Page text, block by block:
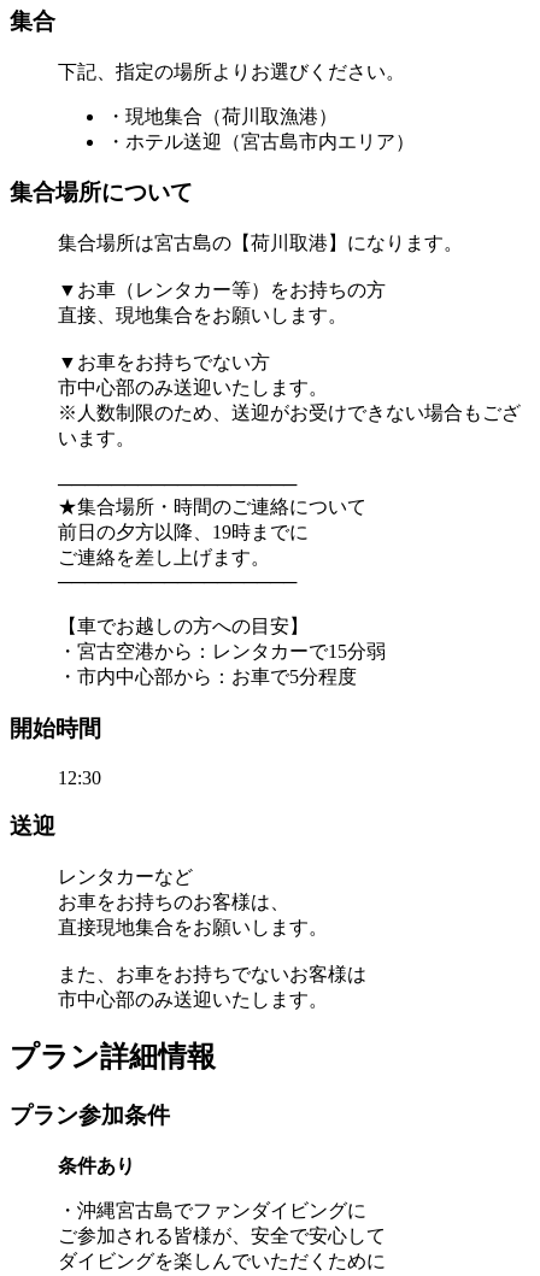
集合
下記、指定の場所よりお選びください。
・現地集合（荷川取漁港）
・ホテル送迎（宮古島市内エリア）
集合場所について
集合場所は宮古島の【荷川取港】になります。
▼お車（レンタカー等）をお持ちの方
直接、現地集合をお願いします。
▼お車をお持ちでない方
市中心部のみ送迎いたします。
※人数制限のため、送迎がお受けできない場合もござ
います。
──────────────────
★集合場所・時間のご連絡について
前日の夕方以降、19時までに
ご連絡を差し上げます。
──────────────────
【車でお越しの方への目安】
・宮古空港から：レンタカーで15分弱
・市内中心部から：お車で5分程度
開始時間
12:30
送迎
レンタカーなど
お車をお持ちのお客様は、
直接現地集合をお願いします。
また、お車をお持ちでないお客様は
市中心部のみ送迎いたします。
プラン詳細情報
プラン参加条件
条件あり
・沖縄宮古島でファンダイビングに
ご参加される皆様が、安全で安心して
ダイビングを楽しんでいただくために